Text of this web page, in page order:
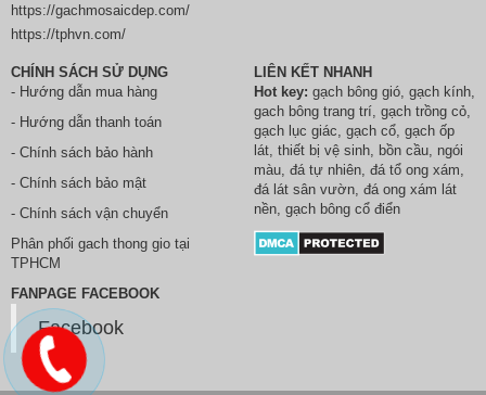
https://gachmosaicdep.com/
https://tphvn.com/
CHÍNH SÁCH SỬ DỤNG
- Hướng dẫn mua hàng
- Hướng dẫn thanh toán
- Chính sách bảo hành
- Chính sách bảo mật
- Chính sách vận chuyển
Phân phối gach thong gio tại
TPHCM
LIÊN KẾT NHANH
Hot key: gạch bông gió gạch kính
gach bông trang trí gạch trồng cỏ
gạch lục giác gạch cổ gạch ốp
lát thiết bị vệ sinh , bồn cầu, ngói
màu đá tự nhiên đá tổ ong xám
đá lát sân vườn đá ong xám lát
nền , gạch bông cổ điển
FANPAGE FACEBOOK
Facebook